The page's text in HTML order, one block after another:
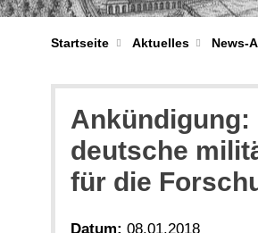
Startseite Aktuelles News-
Ankündigung:
deutsche
für die
Datum: 08.01.2018